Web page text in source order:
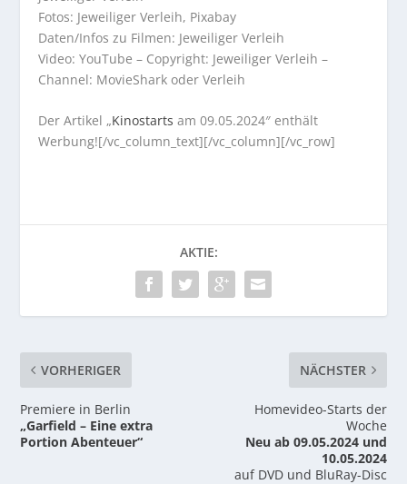
Fotos: Jeweiliger Verleih, Pixabay
Daten/Infos zu Filmen: Jeweiliger Verleih
Video: YouTube – Copyright: Jeweiliger Verleih –
Channel: MovieShark oder Verleih
Der Artikel „Kinostarts am 09.05.2024″ enthält
Werbung![/vc_column_text][/vc_column][/vc_row]
AKTIE:
VORHERIGER
Premiere in Berlin
„Garfield – Eine extra
Portion Abenteuer“
NÄCHSTER
Homevideo-Starts der
Woche
Neu ab 09.05.2024 und
10.05.2024
auf DVD und BluRay-Disc